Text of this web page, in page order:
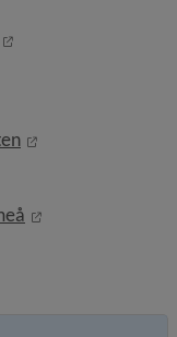
webbplats, öppnas i
Länk till annan
webbplats, öppnas
webbplats, öppnas
webbplats,
Länk till annan
webbplats, öppnas
webbplats,
Länk till annan